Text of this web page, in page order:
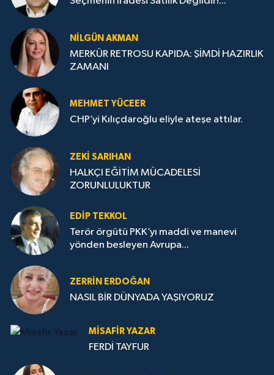
NILGÜN AKMAN
MERKÜR RETROSU KAPIDA: ŞİMDİ HAZIRLIK
ZAMANI
MEHMET YÜCEER
CHP’yi Kılıçdaroğlu eliyle ateşe attılar.
ZEKI SARIHAN
HALKÇI EĞİTİM MÜCADELESİ
ZORUNLULUKTUR
EDIP TEKKOL
Terör örgütü PKK’yı maddi ve manevi
yönden besleyen Avrupa...
ZERRIN ERDOĞAN
NASIL BİR DÜNYADA YAŞIYORUZ
MISAFIR YAZAR
FERDİ TAYFUR